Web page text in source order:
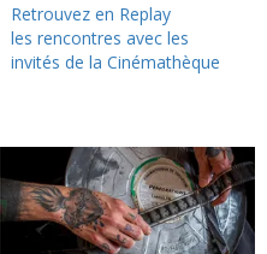
Retrouvez en Replay
les rencontres avec les
invités de la Cinémathèque